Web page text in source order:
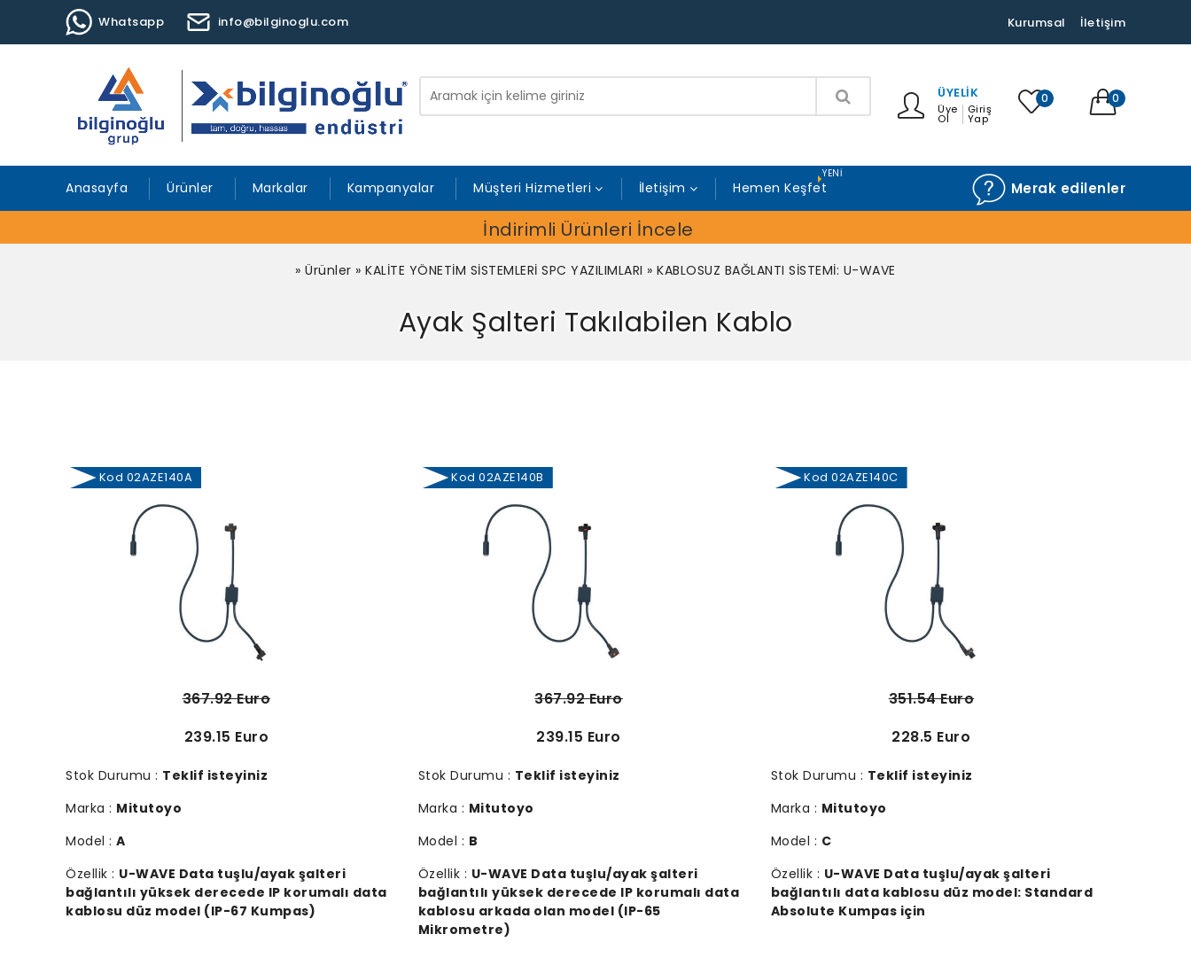
Whatsapp info@bilginoglu.com Kurumsal İletişim
ÜYELIK
Üye
Ol
Giriş
Yap
0 0
Anasayfa Ürünler Markalar Kampanyalar Müşteri Hizmetleri İletişim Hemen Keşfet
YENI
Merak edilenler
İndirimli Ürünleri İncele
»Ürünler »KALİTE YÖNETİM SİSTEMLERİ SPC YAZILIMLARI »KABLOSUZ BAĞLANTI SİSTEMİ: U-WAVE
Ayak Şalteri Takılabilen Kablo
Kod 02AZE140A
367.92 Euro
239.15 Euro
Stok Durumu : Teklif isteyiniz
Marka : Mitutoyo
Model : A
Özellik : U-WAVE Data tuşlu/ayak şalteri
bağlantılı yüksek derecede IP korumalı data
kablosu düz model (IP-67 Kumpas)
Kod 02AZE140B
367.92 Euro
239.15 Euro
Stok Durumu : Teklif isteyiniz
Marka : Mitutoyo
Model : B
Özellik : U-WAVE Data tuşlu/ayak şalteri
bağlantılı yüksek derecede IP korumalı data
kablosu arkada olan model (IP-65
Mikrometre)
Kod 02AZE140C
351.54 Euro
228.5 Euro
Stok Durumu : Teklif isteyiniz
Marka : Mitutoyo
Model : C
Özellik : U-WAVE Data tuşlu/ayak şalteri
bağlantılı data kablosu düz model: Standard
Absolute Kumpas için